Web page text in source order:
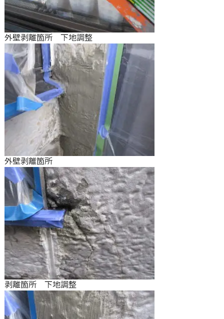
外壁剥離箇所 下地調整
外壁剥離箇所
剥離箇所 下地調整